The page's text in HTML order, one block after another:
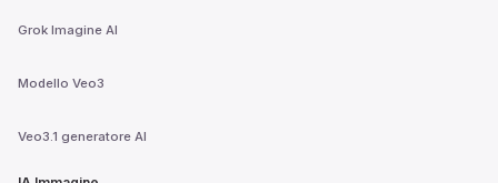
Grok Imagine AI
Modello Veo3
Veo3.1 generatore AI